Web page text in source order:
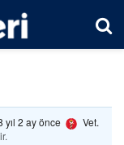
yıl 2 ay önce
Vet.